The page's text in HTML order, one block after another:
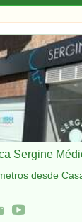
Sergine
desde